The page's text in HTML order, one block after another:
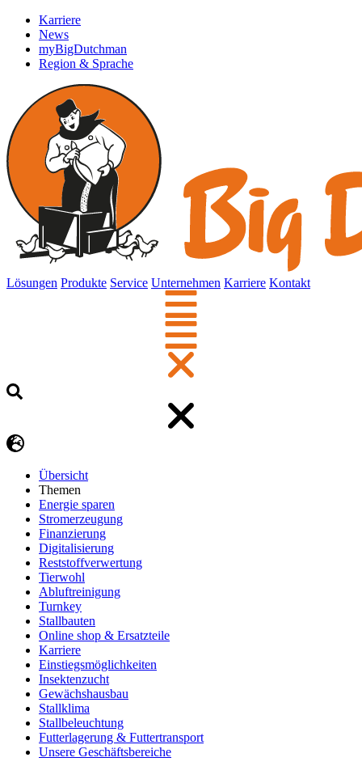
Karriere
News
myBigDutchman
Region & Sprache
Lösungen Produkte Service Unternehmen Karriere Kontakt
Übersicht
Themen
Energie sparen
Stromerzeugung
Finanzierung
Digitalisierung
Reststoffverwertung
Tierwohl
Abluftreinigung
Turnkey
Stallbauten
Online shop & Ersatzteile
Karriere
Einstiegsmöglichkeiten
Insektenzucht
Gewächshausbau
Stallklima
Stallbeleuchtung
Futterlagerung & Futtertransport
Unsere Geschäftsbereiche